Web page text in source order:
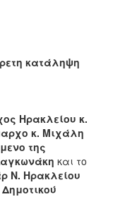
κατάληψη
Ηρακλείου κ.
κ. Μιχάλη
της
και το
Ν. Ηρακλείου